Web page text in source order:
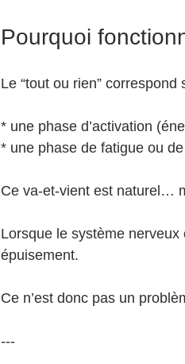
Pourquoi
Le “tout ou rien”
* une phase d’activation
* une phase de fatigue ou
Ce va-et-vient est naturel…
Lorsque le système
épuisement.
Ce n’est donc pas un
---